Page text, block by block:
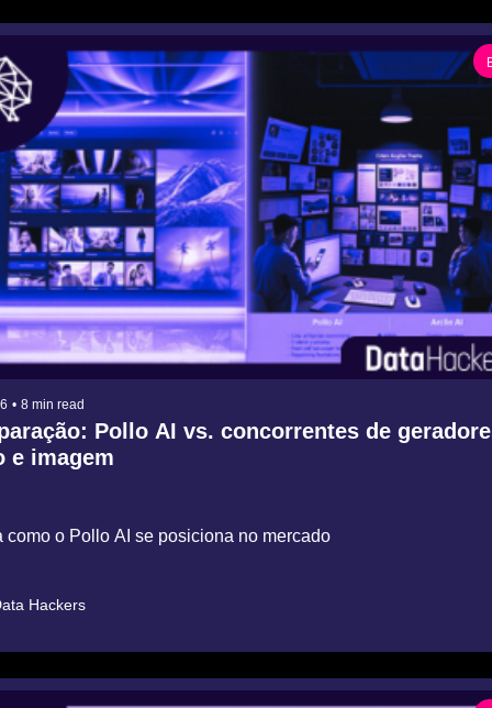
• 8 min read
Pollo AI vs. concorrentes de
e imagem
como o Pollo AI se posiciona no mercado
Hackers